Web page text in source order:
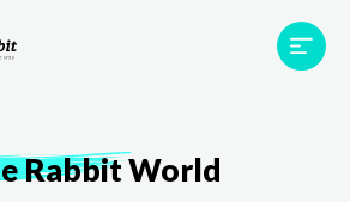
Proyectos
Testimonios
TWR World
RabbitWorld